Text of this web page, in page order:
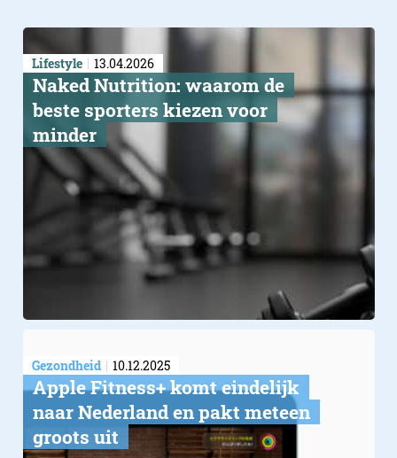
Lifestyle 13.04.2026
Naked Nutrition: waarom de
beste sporters kiezen voor
minder
Gezondheid 10.12.2025
Apple Fitness+ komt eindelijk
naar Nederland en pakt meteen
groots uit